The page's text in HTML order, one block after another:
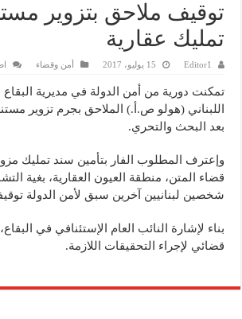
توقيف ملاحق بتزوير
تمليك عقارية
Editor1 15 يوليو، 2017 أمن وقضاء
تمكنت دورية من أمن الدولة في مديرية البقاع
اللبناني (هولو ص.أ.) الملاحق بجرم تزوير
بعد البحث والتحري.
وإعترف المطلوب الفار بتأمين سند تمليك
قضاء المتن، منطقة العيون العقارية، بغية
شخصين لبنانيين آخرين سبق لأمن الدولة
بناء لإشارة النائب العام الإستئنافي في
قضائي لإجراء التحقيقات اللازمة.